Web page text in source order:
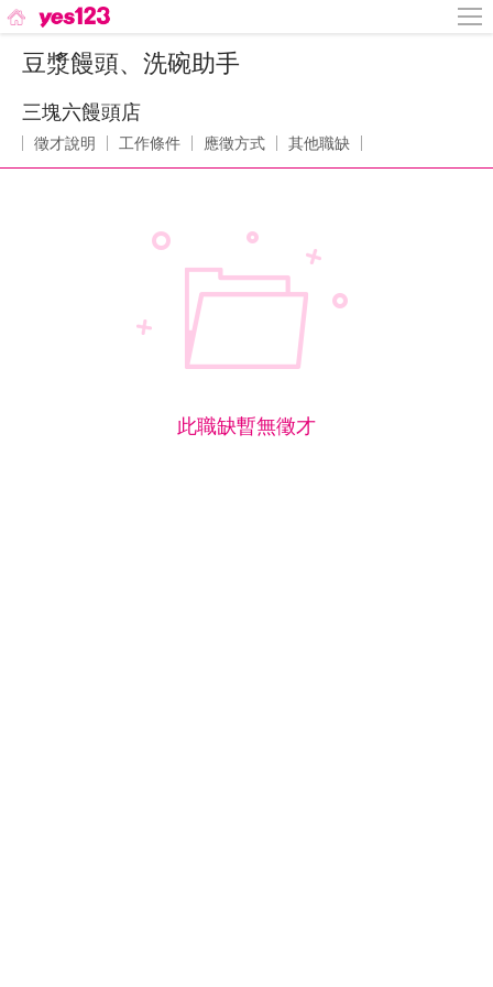
豆漿饅頭、洗碗助手
三塊六饅頭店
徵才說明 工作條件 應徵方式 其他職缺
此職缺暫無徵才